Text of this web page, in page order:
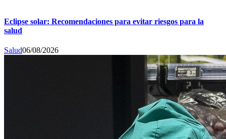
Eclipse solar: Recomendaciones para evitar riesgos para la
salud
Salud06/08/2026